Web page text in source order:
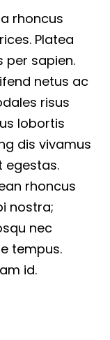
rhoncus
Platea
per sapien.
netus ac
risus
lobortis
dis vivamus
egestas.
rhoncus
nostra;
nec
tempus.
id.